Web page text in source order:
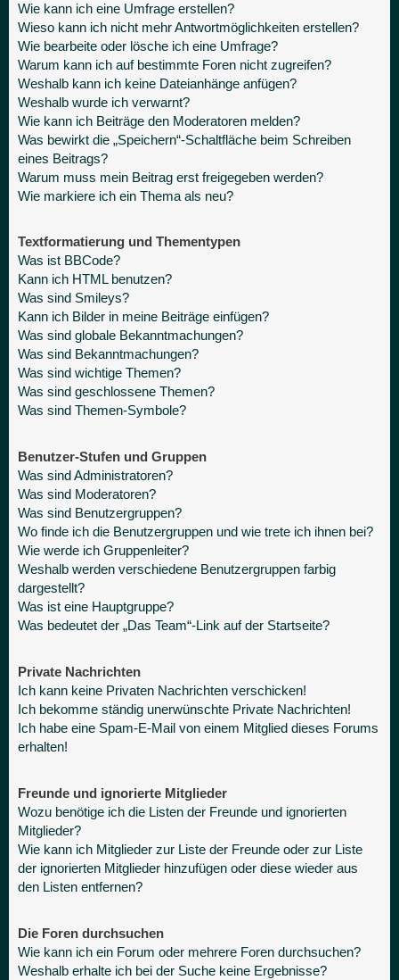
Wie kann ich eine Umfrage erstellen?
Wieso kann ich nicht mehr Antwortmöglichkeiten erstellen?
Wie bearbeite oder lösche ich eine Umfrage?
Warum kann ich auf bestimmte Foren nicht zugreifen?
Weshalb kann ich keine Dateianhänge anfügen?
Weshalb wurde ich verwarnt?
Wie kann ich Beiträge den Moderatoren melden?
Was bewirkt die „Speichern“-Schaltfläche beim Schreiben
eines Beitrags?
Warum muss mein Beitrag erst freigegeben werden?
Wie markiere ich ein Thema als neu?
Textformatierung und Thementypen
Was ist BBCode?
Kann ich HTML benutzen?
Was sind Smileys?
Kann ich Bilder in meine Beiträge einfügen?
Was sind globale Bekanntmachungen?
Was sind Bekanntmachungen?
Was sind wichtige Themen?
Was sind geschlossene Themen?
Was sind Themen-Symbole?
Benutzer-Stufen und Gruppen
Was sind Administratoren?
Was sind Moderatoren?
Was sind Benutzergruppen?
Wo finde ich die Benutzergruppen und wie trete ich ihnen bei?
Wie werde ich Gruppenleiter?
Weshalb werden verschiedene Benutzergruppen farbig
dargestellt?
Was ist eine Hauptgruppe?
Was bedeutet der „Das Team“-Link auf der Startseite?
Private Nachrichten
Ich kann keine Privaten Nachrichten verschicken!
Ich bekomme ständig unerwünschte Private Nachrichten!
Ich habe eine Spam-E-Mail von einem Mitglied dieses Forums
erhalten!
Freunde und ignorierte Mitglieder
Wozu benötige ich die Listen der Freunde und ignorierten
Mitglieder?
Wie kann ich Mitglieder zur Liste der Freunde oder zur Liste
der ignorierten Mitglieder hinzufügen oder diese wieder aus
den Listen entfernen?
Die Foren durchsuchen
Wie kann ich ein Forum oder mehrere Foren durchsuchen?
Weshalb erhalte ich bei der Suche keine Ergebnisse?